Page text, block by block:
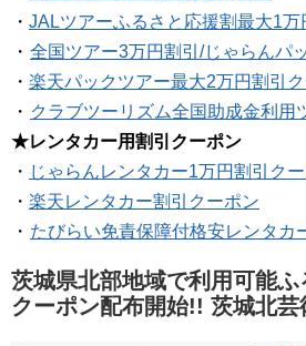
・ JALツアーふるさと応援割最大1万
・ 全国ツアー3万円割引/じゃらんパ
・ 楽天パックツアー最大2万円割引
・ クラブツーリズム全国助成金利用
★レンタカー用割引クーポン
・ じゃらんレンタカー1万円割引ク
・ 楽天レンタカー割引クーポン
・ たびらい免責保障付格安レンタカ
茨城県北部地域で利用可能ふ
クーポン配布開始!! 茨城北